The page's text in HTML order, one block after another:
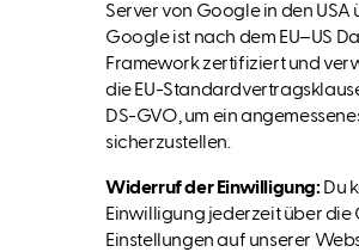
Server von Google in den
Google ist nach dem EU–US
Framework zertifiziert und
die EU-
DS-GVO, um ein
sicherzustellen.
Widerruf der Einwilligung:Du
Einwilligung jederzeit über die
Einstellungen auf unserer